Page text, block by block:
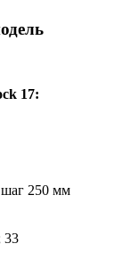
17:
шаг 250 мм
33